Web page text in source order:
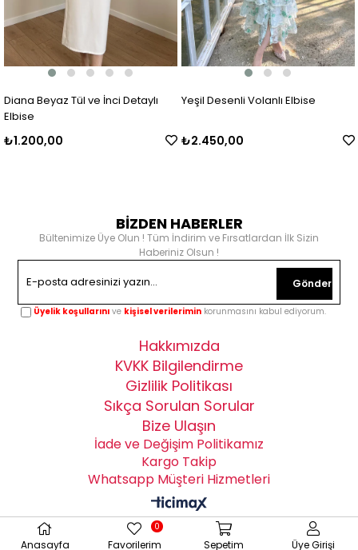
Diana Beyaz Tül ve İnci Detaylı
Elbise
₺1.200,00
Yeşil Desenli Volanlı Elbise
₺2.450,00
BİZDEN HABERLER
Bültenimize Üye Olun ! Tüm İndirim ve Fırsatlardan İlk Sizin
Haberiniz Olsun !
Gönder
Üyelik koşullarını ve kişisel verilerimin korunmasını kabul ediyorum.
Hakkımızda
KVKK Bilgilendirme
Gizlilik Politikası
Sıkça Sorulan Sorular
Bize Ulaşın
İade ve Değişim Politikamız
Kargo Takip
Whatsapp Müşteri Hizmetleri
Anasayfa Favorilerim
0
Sepetim Üye Girişi